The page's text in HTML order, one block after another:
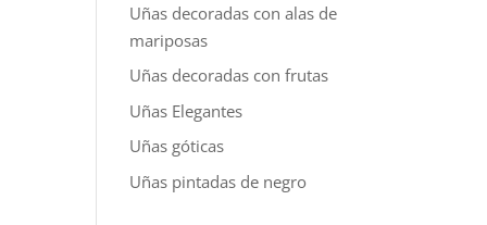
Uñas decoradas con alas de
mariposas
Uñas decoradas con frutas
Uñas Elegantes
Uñas góticas
Uñas pintadas de negro